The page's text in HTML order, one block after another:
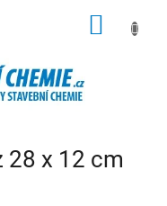
28 x 12 cm